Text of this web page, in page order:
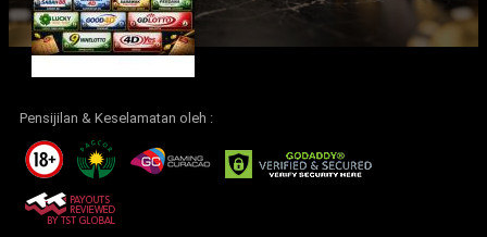
Pensijilan & Keselamatan oleh :